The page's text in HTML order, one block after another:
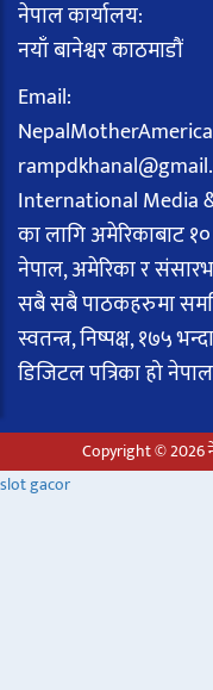
नेपाल कार्यालय:
नयाँ बानेश्वर काठमाडौं
Email:
International Media
का लागि अमेरिकाबाट
नेपाल, अमेरिका र
सबै सबै पाठकहरुमा
स्वतन्त्र, निष्पक्ष, १७५
डिजिटल पत्रिका हो
Copyright © 2026
slot gacor